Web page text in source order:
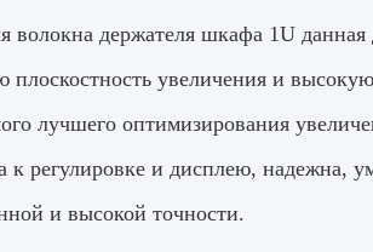
волокна держателя шкафа 1U
плоскостность увеличения и
лучшего оптимизирования
к регулировке и дисплею, надежна,
и высокой точности.